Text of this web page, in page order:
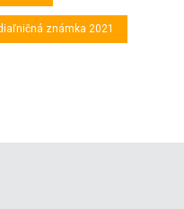
známka 2021